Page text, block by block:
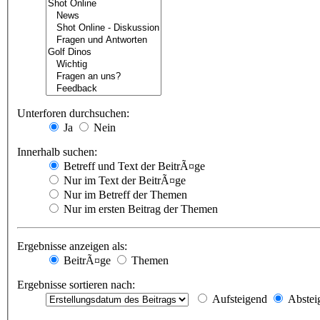
Unterforen durchsuchen:
Ja
Nein
Innerhalb suchen:
Betreff und Text der BeitrÃ¤ge
Nur im Text der BeitrÃ¤ge
Nur im Betreff der Themen
Nur im ersten Beitrag der Themen
Ergebnisse anzeigen als:
BeitrÃ¤ge
Themen
Ergebnisse sortieren nach:
Aufsteigend